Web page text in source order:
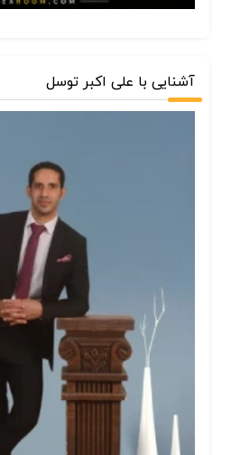
آشنایی با علی اکبر توسل